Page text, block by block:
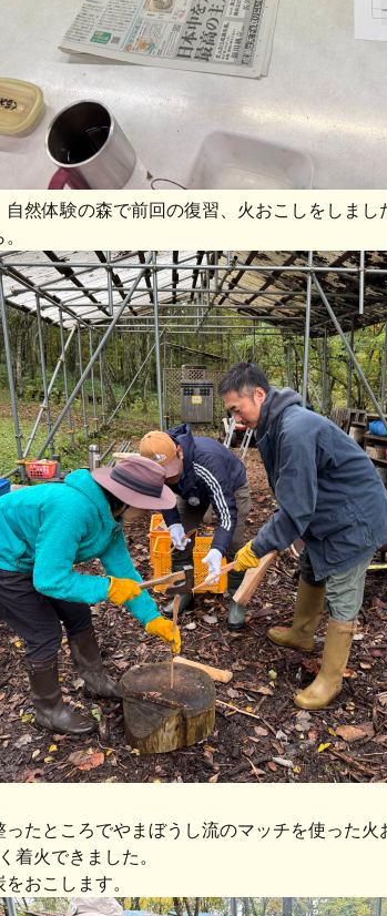
然体験の森で前回の復習、火おこしをしまし
たところでやまぼうし流のマッチを使った火
着火できました。
おこします。